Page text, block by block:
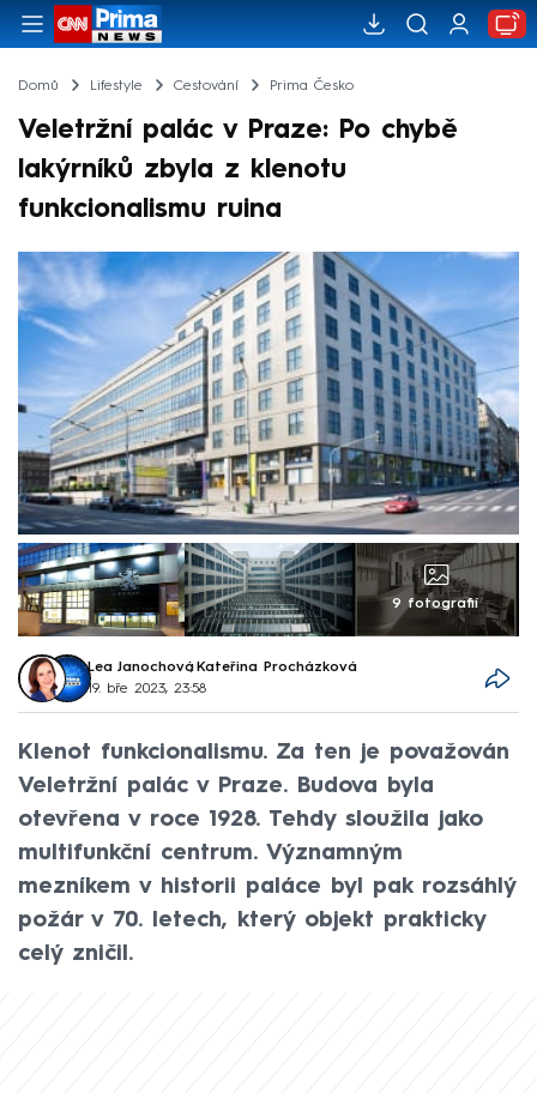
Domů Lifestyle Cestování Prima Česko
Veletržní palác v Praze: Po chybě
lakýrníků zbyla z klenotu
funkcionalismu ruina
9 fotografií
Lea Janochová, Kateřina Procházková
19. bře 2023, 23:58
Klenot funkcionalismu. Za ten je považován
Veletržní palác v Praze. Budova byla
otevřena v roce 1928. Tehdy sloužila jako
multifunkční centrum. Významným
mezníkem v historii paláce byl pak rozsáhlý
požár v 70. letech, který objekt prakticky
celý zničil.